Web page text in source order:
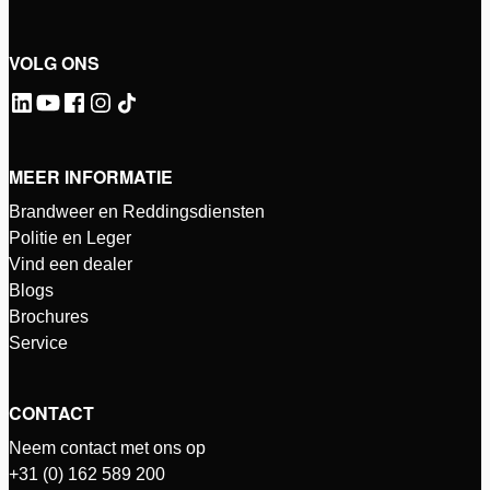
VOLG ONS
MEER INFORMATIE
Brandweer en Reddingsdiensten
Politie en Leger
Vind een dealer
Blogs
Brochures
Service
CONTACT
Neem contact met ons op
+31 (0) 162 589 200